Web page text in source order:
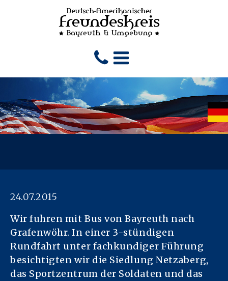
24.07.2015
Wir fuhren mit Bus von Bayreuth nach
Grafenwöhr. In einer 3-stündigen
Rundfahrt unter fachkundiger Führung
besichtigten wir die Siedlung Netzaberg,
das Sportzentrum der Soldaten und das